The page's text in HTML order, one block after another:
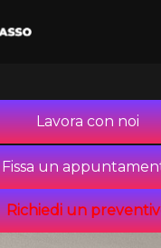
Lavora con noi
Fissa un
Richiedi un